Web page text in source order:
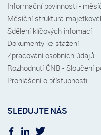
Informační povinnosti -
Měsíční struktura
Sdělení klíčových infomací
Dokumenty ke stažení
Zpracování osobních údajů
Rozhodnutí ČNB - Sloučení
Prohlášení o přístupnosti
SLEDUJTE NÁS